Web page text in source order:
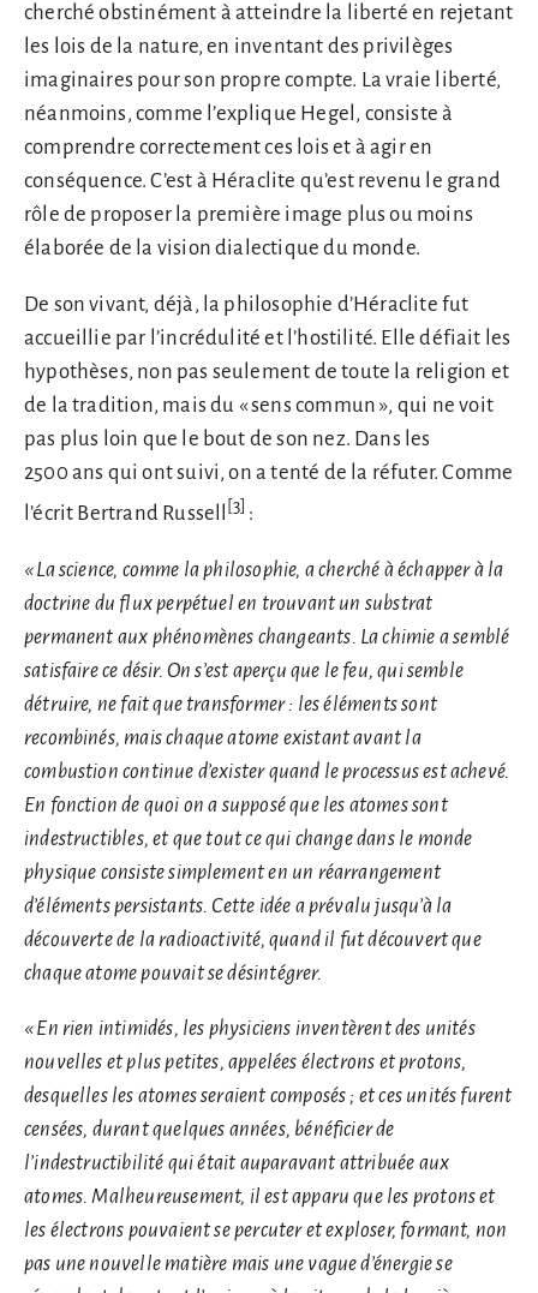
cherché obstinément à atteindre la liberté en rejetant
les lois de la nature, en inventant des privilèges
imaginaires pour son propre compte. La vraie liberté,
néanmoins, comme l’explique Hegel, consiste à
comprendre correctement ces lois et à agir en
conséquence. C’est à Héraclite qu’est revenu le grand
rôle de proposer la première image plus ou moins
élaborée de la vision dialectique du monde.
De son vivant, déjà, la philosophie d’Héraclite fut
accueillie par l’incrédulité et l’hostilité. Elle défiait les
hypothèses, non pas seulement de toute la religion et
de la tradition, mais du « sens commun », qui ne voit
pas plus loin que le bout de son nez. Dans les
2500 ans qui ont suivi, on a tenté de la réfuter. Comme
l’écrit Bertrand Russell
[3] :
« La science, comme la philosophie, a cherché à échapper à la
doctrine du flux perpétuel en trouvant un substrat
permanent aux phénomènes changeants. La chimie a semblé
satisfaire ce désir. On s’est aperçu que le feu, qui semble
détruire, ne fait que transformer : les éléments sont
recombinés, mais chaque atome existant avant la
combustion continue d’exister quand le processus est achevé.
En fonction de quoi on a supposé que les atomes sont
indestructibles, et que tout ce qui change dans le monde
physique consiste simplement en un réarrangement
d’éléments persistants. Cette idée a prévalu jusqu’à la
découverte de la radioactivité, quand il fut découvert que
chaque atome pouvait se désintégrer.
« En rien intimidés, les physiciens inventèrent des unités
nouvelles et plus petites, appelées électrons et protons,
desquelles les atomes seraient composés ; et ces unités furent
censées, durant quelques années, bénéficier de
l’indestructibilité qui était auparavant attribuée aux
atomes. Malheureusement, il est apparu que les protons et
les électrons pouvaient se percuter et exploser, formant, non
pas une nouvelle matière mais une vague d’énergie se